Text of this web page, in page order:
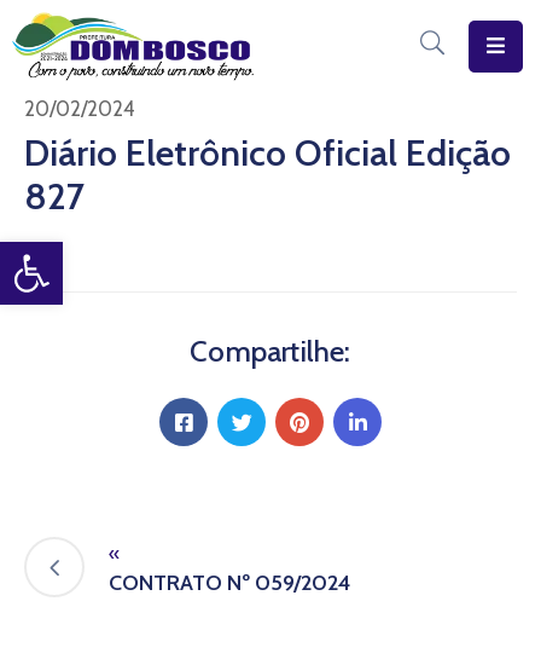
Open toolbar
Início
O
Município
Estrutura
Diário
20/02/2024
Diário Eletrônico Oficial Edição
827
Compartilhe:
«
CONTRATO Nº 059/2024